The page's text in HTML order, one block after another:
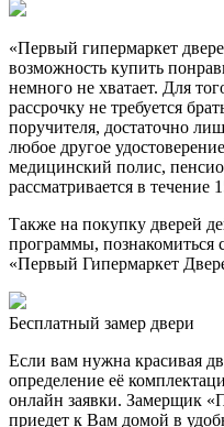
«Первый гипермаркет
возможность купить
немного не хватает. Для
рассрочку не требуется
поручителя, достаточно
любое другое
медицинский полис,
рассматривается в течение
Также на покупку дверей
программы,
«Первый Гипермаркет
Бесплатный замер двери
Если вам нужна красивая
определение её
онлайн заявки. Замерщик
приедет к Вам домой в